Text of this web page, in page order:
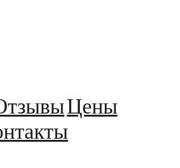
Цены